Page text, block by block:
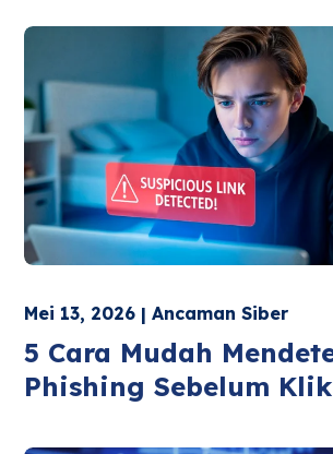
Mei 13, 2026 | Ancaman Siber
5 Cara Mudah
Phishing Sebelum Klik